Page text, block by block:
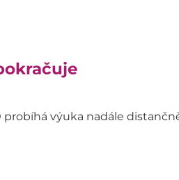
probíhá výuka nadále